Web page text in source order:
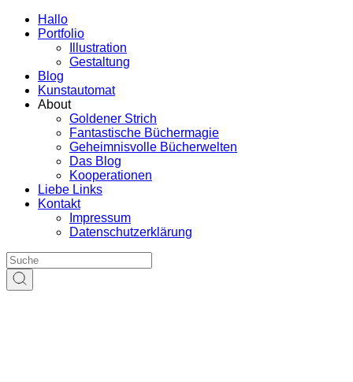
Hallo
Portfolio
Illustration
Gestaltung
Blog
Kunstautomat
About
Goldener Strich
Fantastische Büchermagie
Geheimnisvolle Bücherwelten
Das Blog
Kooperationen
Liebe Links
Kontakt
Impressum
Datenschutzerklärung